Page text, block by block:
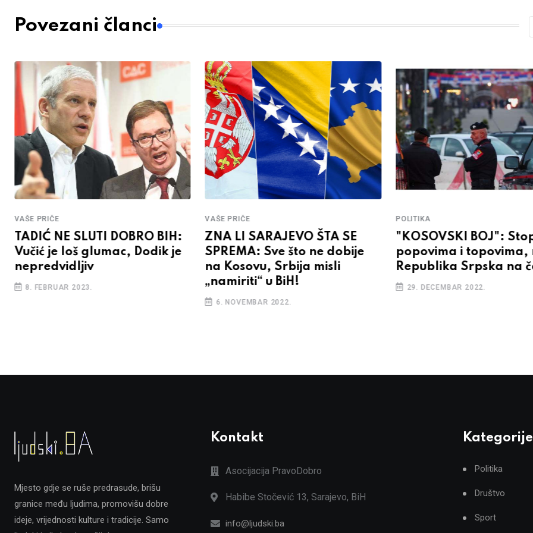
Povezani članci
VAŠE PRIČE
TADIĆ NE SLUTI DOBRO BIH:
Vučić je loš glumac, Dodik je
nepredvidljiv
8. FEBRUAR 2023.
VAŠE PRIČE
ZNA LI SARAJEVO ŠTA SE
SPREMA: Sve što ne dobije
na Kosovu, Srbija misli
„namiriti“ u BiH!
6. NOVEMBAR 2022.
POLITIKA
"KOSOVSKI BOJ":
popovima i topovima,
Republika Srpska na
29. DECEMBAR 2022.
Mjesto gdje se ruše predrasude, brišu
granice među ljudima, promovišu dobre
ideje, vrijednosti kulture i tradicije. Samo
Kontakt
Asocijacija PravoDobro
Habibe Stočević 13, Sarajevo, BiH
info@ljudski.ba
Kategorije
Politika
Društvo
Sport